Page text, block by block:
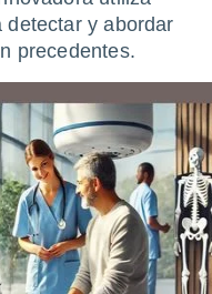
detectar y abordar
precedentes.